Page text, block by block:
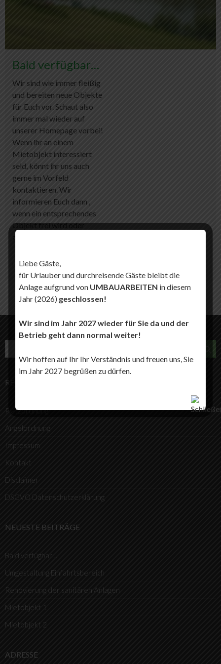
Bald verfügbar…
Wir sind wie immer fleißig
und bereiten neue Objekte
für Euch vor. Schaut also
immer mal wieder auf
unserer Homepage vorbei!
Wenn ihr an einem
Mietobjekt interessiert
seid, könnt ihr uns auch
gerne im Vorfeld
kontaktieren. Wir
informieren Euch dann ,
wenn ein entsprechendes
Objekt frei wird oder
Weiterlesen
RECHTLICHES
Platzordnung
Angelordnung
Impressum
Kontakt
Disclaimer
DSGVO Datenschutzerklärung
NEUESTE BEITRÄGE
Bald verfügbar…
Umgestaltung Einfahrtsbereich
Renovierung der sanitären Anlagen
Mietobjekt 1
Mietobjekt 2
ADRESSE
Liebe Gäste,
für Urlauber und durchreisende Gäste bleibt die
Anlage aufgrund von UMBAUARBEITEN in diesem
Jahr (2026) geschlossen!
Wir sind im Jahr 2027 wieder für Sie da und der
Betrieb geht dann normal weiter!
Wir hoffen auf Ihr Ihr Verständnis und freuen uns, Sie
im Jahr 2027 begrüßen zu dürfen.